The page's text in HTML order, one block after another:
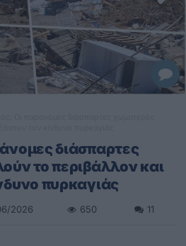
διάσπαρτες
το περιβάλλον και
πυρκαγιάς
2026 650 11